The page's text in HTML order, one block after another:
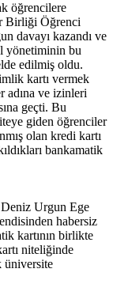
öğrencilere
Birliği Öğrenci
davayı kazandı ve
yönetiminin bu
edilmiş oldu.
kartı vermek
adına ve izinleri
geçti. Bu
giden öğrenciler
olan kredi kartı
bankamatik
Urgun Ege
habersiz
kartının birlikte
niteliğinde
üniversite